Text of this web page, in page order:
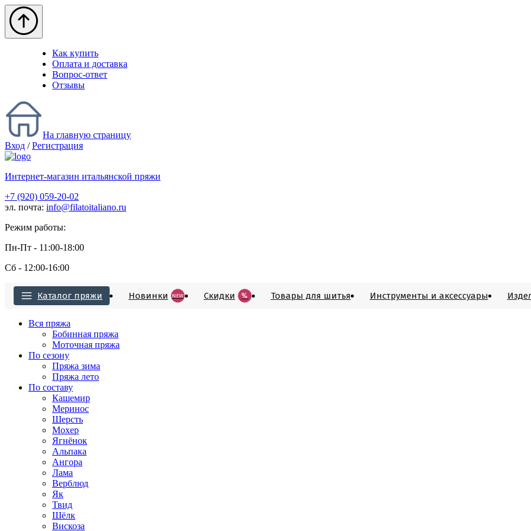
Как купить
Оплата и доставка
Вопрос-ответ
Отзывы
На главную страницу
Вход /Регистрация
Интернет-магазин итальянской пряжи
+7 (920) 059-20-02
эл. почта: info@filatoitaliano.ru
Режим работы:
Пн-Пт - 11:00-18:00
Сб - 12:00-16:00
Каталог пряжи Новинки NEW Cкидки % Товары для шитья Инструменты и аксессуары
Вся пряжа
Бобинная пряжа
Моточная пряжа
По сезону
Пряжа зима
Пряжа лето
По составу
Кашемир
Меринос
Шерсть
Мохер
Ягнёнок
Альпака
Ангора
Лама
Верблюд
Як
Твид
Шёлк
Вискоза